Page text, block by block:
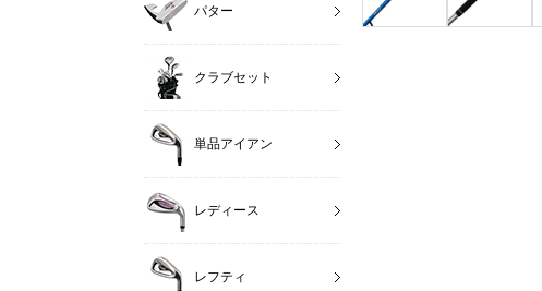
パター
クラブセット
単品アイアン
レディース
レフティ